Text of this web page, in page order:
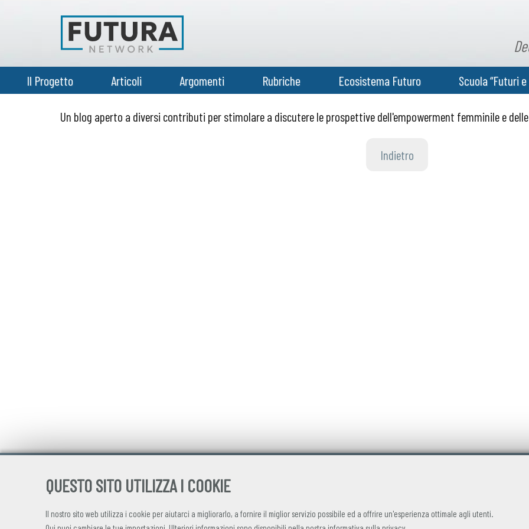
QUESTO SITO UTILIZZA I COOKIE
Il nostro sito web utilizza i cookie per aiutarci a migliorarlo, a fornire il miglior servizio possibile ed a offrire un'esperienza ottimale agli utenti.
Il Progetto Articoli Argomenti Rubriche Ecosistema Futuro Scuola “Futuri
Un blog aperto a diversi contributi per stimolare a discutere le prospettive dell'empowerment femminile e
Indietro